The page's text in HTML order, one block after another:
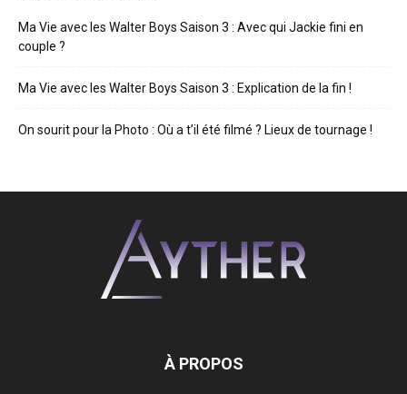
Ma Vie avec les Walter Boys Saison 3 : Avec qui Jackie fini en
couple ?
Ma Vie avec les Walter Boys Saison 3 : Explication de la fin !
On sourit pour la Photo : Où a t’il été filmé ? Lieux de tournage !
À PROPOS